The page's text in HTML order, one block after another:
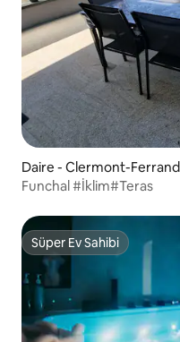
Daire - Clermont-Ferrand
Funchal #İklim#Teras
Süper Ev Sahibi
Süper Ev Sahibi